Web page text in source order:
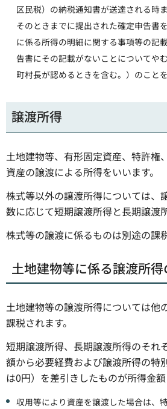
区民税）の納税通知書が送達される時
そのときまでに提出された確定申告書
に係る所得の明細に関する事項等の記
告書にその記載がないことについてや
町村長が認めるときを含む。）のことを
譲渡所得
土地建物等、有形固定資産、特許権
資産の譲渡による所得をいいます。
株式等以外の譲渡所得については、
数に応じて短期譲渡所得と長期譲渡
株式等の譲渡に係るものは別途の課
土地建物等に係る譲渡所
土地建物等の譲渡所得については他
課税されます。
短期譲渡所得、長期譲渡所得のそれ
額から必要経費および譲渡所得の特
は0円）を差引きしたものが所得金額
収用等により資産を譲渡した場合は、